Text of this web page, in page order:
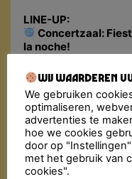
LINE-UP:
Concertzaal:
la noche!
Adres:
Deuren sluiten:
🎟 Tickets: €15 – €19
Kluisjes: Voor het
munt nodig
Minimumleeftijd:
Let op: Is dit
Wij waarderen
We gebruiken
optimaliseren,
advertenties te
hoe we cookies
door op
met het gebruik van
cookies".